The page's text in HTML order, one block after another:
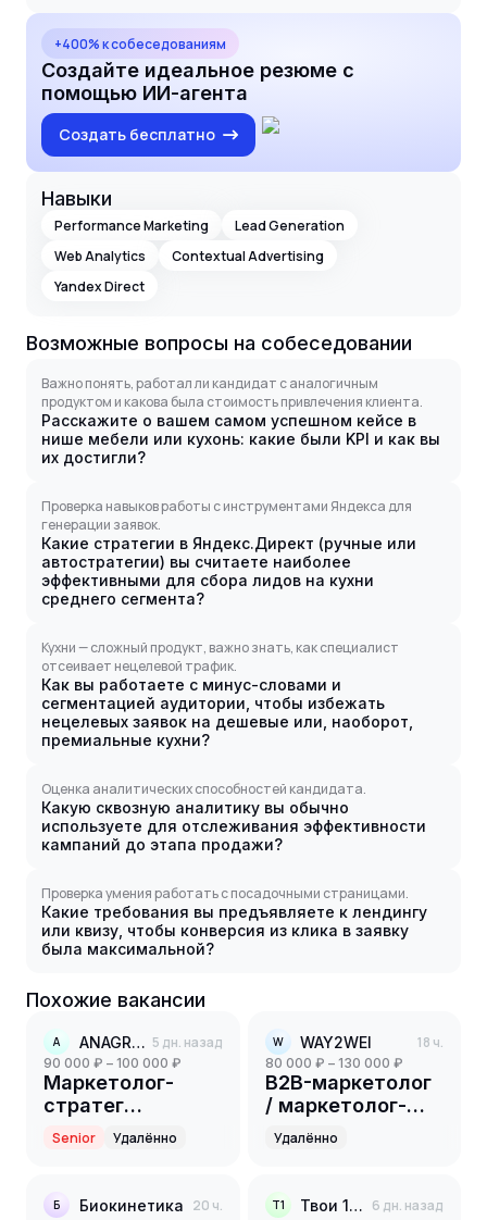
+400% к собеседованиям
Создайте идеальное резюме с
помощью ИИ-агента
Создать бесплатно
Навыки
Performance Marketing
Lead Generation
Web Analytics
Contextual Advertising
Yandex Direct
Возможные вопросы на собеседовании
Важно понять, работал ли кандидат с аналогичным
продуктом и какова была стоимость привлечения клиента.
Расскажите о вашем самом успешном кейсе в
нише мебели или кухонь: какие были KPI и как вы
их достигли?
Проверка навыков работы с инструментами Яндекса для
генерации заявок.
Какие стратегии в Яндекс.Директ (ручные или
автостратегии) вы считаете наиболее
эффективными для сбора лидов на кухни
среднего сегмента?
Кухни — сложный продукт, важно знать, как специалист
отсеивает нецелевой трафик.
Как вы работаете с минус-словами и
сегментацией аудитории, чтобы избежать
нецелевых заявок на дешевые или, наоборот,
премиальные кухни?
Оценка аналитических способностей кандидата.
Какую сквозную аналитику вы обычно
используете для отслеживания эффективности
кампаний до этапа продажи?
Проверка умения работать с посадочными страницами.
Какие требования вы предъявляете к лендингу
или квизу, чтобы конверсия из клика в заявку
была максимальной?
Похожие вакансии
A ANAGRAN 5 дн. назад
90 000 ₽ – 100 000 ₽
Маркетолог-
стратег
партнёрского
направления
Senior Удалённо
W WAY2WEI 18 ч.
80 000 ₽ – 130 000 ₽
B2B-маркетолог
/ маркетолог-
универсал
Удалённо
Б Биокинетика 20 ч. Т1 Твои 10 соток 6 дн. назад